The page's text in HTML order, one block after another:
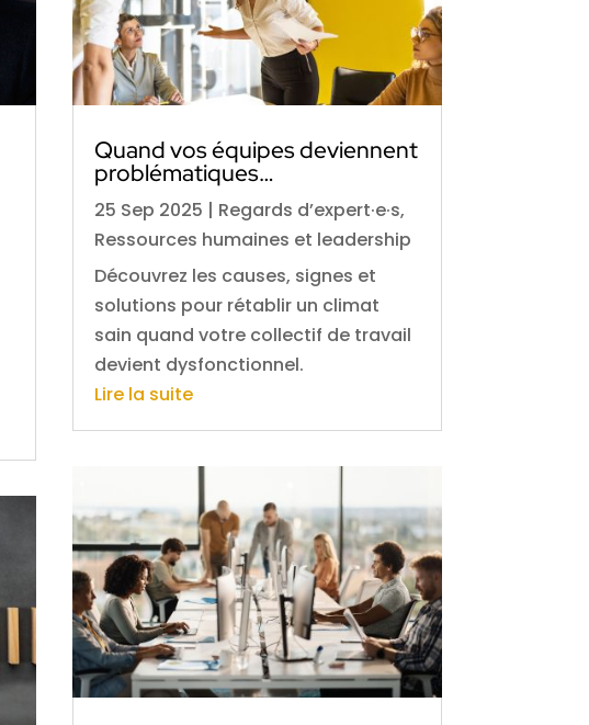
Quand vos équipes deviennent
problématiques…
25 Sep 2025 | Regards d’expert·e·s,
Ressources humaines et leadership
Découvrez les causes, signes et
solutions pour rétablir un climat
sain quand votre collectif de travail
devient dysfonctionnel.
Lire la suite